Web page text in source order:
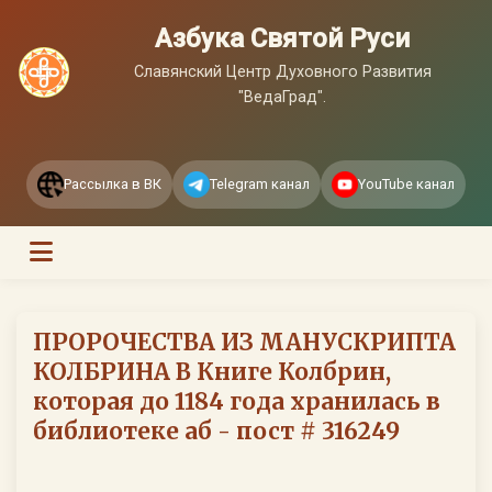
Азбука Святой Руси
Славянский Центр Духовного Развития
"ВедаГрад".
Рассылка в ВК Telegram канал YouTube канал
ПРОРОЧЕСТВА ИЗ МАНУСКРИПТА
КОЛБРИНА В Книге Колбрин,
которая до 1184 года хранилась в
библиотеке аб - пост # 316249